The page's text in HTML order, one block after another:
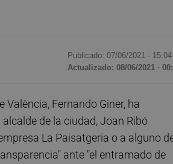
Publicado: 07/06/2021 · 15:04
Actualizado: 08/06/2021 ·
València, Fernando Giner, ha
de la ciudad, Joan Ribó
La Paisatgeria o a alguno
ante "el entramado de